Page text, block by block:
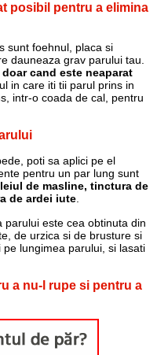
posibil pentru a elimina
sunt foehnul, placa si
dauneaza grav parului tau.
cand este neaparat
in care iti tii parul prins in
intr-o coada de cal, pentru
poti sa aplici pe el
pentru un par lung sunt
de masline, tinctura de
de ardei iute
este cea obtinuta din
de urzica si de brusture si
lungimea parului, si lasati
a nu-l rupe si pentru a